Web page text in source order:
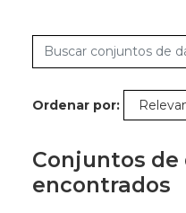
Ordenar por
Conjuntos de
encontrados